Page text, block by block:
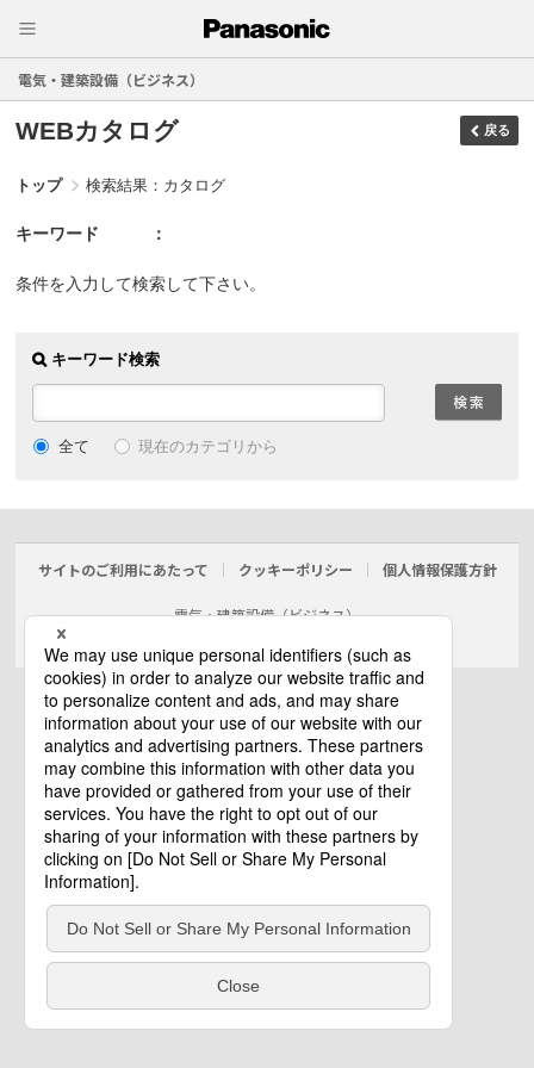
電気・建築設備（ビジネス）
WEBカタログ 戻る
トップ 検索結果：カタログ
キーワード
条件を入力して検索して下さい。
キーワード検索
全て 現在のカテゴリから
サイトのご利用にあたって クッキーポリシー 個人情報保護方針
電気・建築設備（ビジネス）